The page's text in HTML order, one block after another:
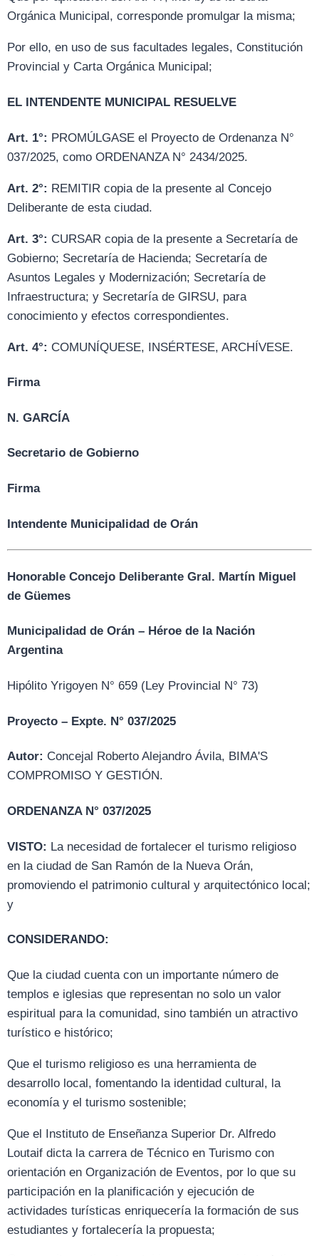
Orgánica Municipal, corresponde promulgar la misma;
Por ello, en uso de sus facultades legales, Constitución
Provincial y Carta Orgánica Municipal;
EL INTENDENTE MUNICIPAL RESUELVE
Art. 1°: PROMÚLGASE el Proyecto de Ordenanza N°
037/2025, como ORDENANZA N° 2434/2025.
Art. 2°: REMITIR copia de la presente al Concejo
Deliberante de esta ciudad.
Art. 3°: CURSAR copia de la presente a Secretaría de
Gobierno; Secretaría de Hacienda; Secretaría de
Asuntos Legales y Modernización; Secretaría de
Infraestructura; y Secretaría de GIRSU, para
conocimiento y efectos correspondientes.
Art. 4°: COMUNÍQUESE, INSÉRTESE, ARCHÍVESE.
Firma
N. GARCÍA
Secretario de Gobierno
Firma
Intendente Municipalidad de Orán
Honorable Concejo Deliberante Gral. Martín Miguel
de Güemes
Municipalidad de Orán – Héroe de la Nación
Argentina
Hipólito Yrigoyen N° 659 (Ley Provincial N° 73)
Proyecto – Expte. N° 037/2025
Autor: Concejal Roberto Alejandro Ávila, BIMA'S
COMPROMISO Y GESTIÓN.
ORDENANZA N° 037/2025
VISTO: La necesidad de fortalecer el turismo religioso
en la ciudad de San Ramón de la Nueva Orán,
promoviendo el patrimonio cultural y arquitectónico local;
y
CONSIDERANDO:
Que la ciudad cuenta con un importante número de
templos e iglesias que representan no solo un valor
espiritual para la comunidad, sino también un atractivo
turístico e histórico;
Que el turismo religioso es una herramienta de
desarrollo local, fomentando la identidad cultural, la
economía y el turismo sostenible;
Que el Instituto de Enseñanza Superior Dr. Alfredo
Loutaif dicta la carrera de Técnico en Turismo con
orientación en Organización de Eventos, por lo que su
participación en la planificación y ejecución de
actividades turísticas enriquecería la formación de sus
estudiantes y fortalecería la propuesta;